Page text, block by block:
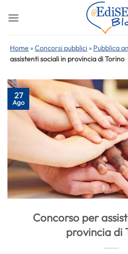
Home »Concorsi pubblici » Pubblica
assistenti sociali in provincia di Torino
27
Ago
Concorso per
provincia di